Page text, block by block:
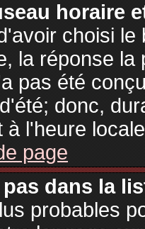
horaire
choisi
la réponse
pas été
donc,
l'heure
page
dans la
probables